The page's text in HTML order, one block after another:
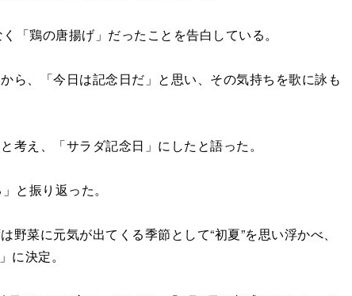
鶏の唐揚げ」だったことを告白している。
ら、「今日は記念日だ」と思い、その気持ちを歌に詠も
え、「サラダ記念日」にしたと語った。
と振り返った。
菜に元気が出てくる季節として“初夏”を思い浮かべ、
決定。